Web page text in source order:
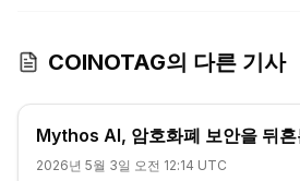
COINOTAG의 다른 기사
Mythos AI, 암호화폐 보안을 뒤
2026년 5월 3일 오전 12:14 UTC